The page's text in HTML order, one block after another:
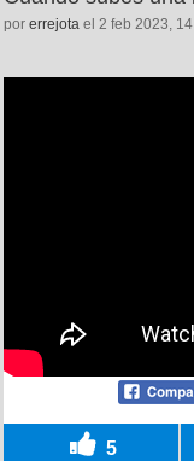
por errejota el 2 feb 2023,
5